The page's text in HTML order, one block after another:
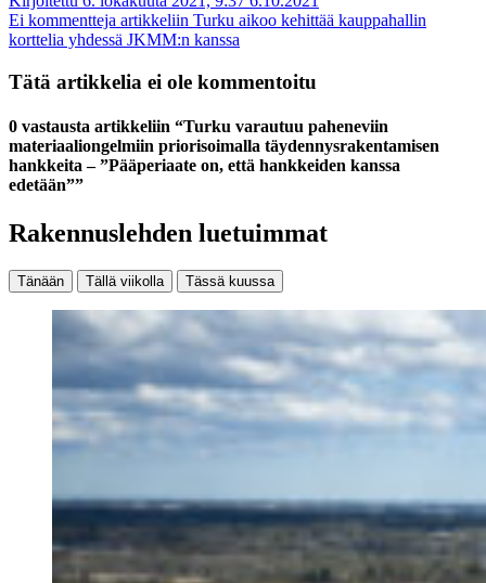
Ei kommentteja artikkeliin Turku aikoo kehittää kauppahallin
korttelia yhdessä JKMM:n kanssa
Tätä artikkelia ei ole kommentoitu
0 vastausta artikkeliin “Turku varautuu paheneviin
materiaaliongelmiin priorisoimalla täydennysrakentamisen
hankkeita – ”Pääperiaate on, että hankkeiden kanssa
edetään””
Rakennuslehden luetuimmat
Tänään Tällä viikolla Tässä kuussa